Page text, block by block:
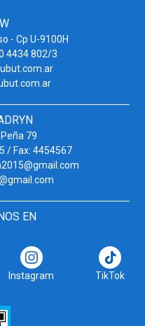
- Cp U-9100H
4434 802/3
79
/ Fax: 4454567
EN
Instagram TikTok